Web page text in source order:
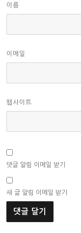
이름
이메일
웹사이트
댓글 알림 이메일 받기
새 글 알림 이메일 받기